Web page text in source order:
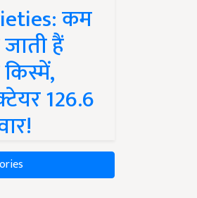
कम
हैं
126.6